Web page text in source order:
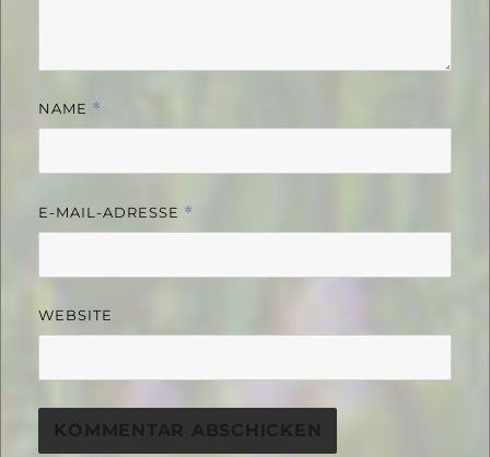
NAME *
E-MAIL-ADRESSE *
WEBSITE